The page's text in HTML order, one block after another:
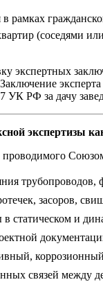
в рамках
(соседями
экспертных
УК РФ за дачу
экспертизы
засоров,
статическом и
связей между